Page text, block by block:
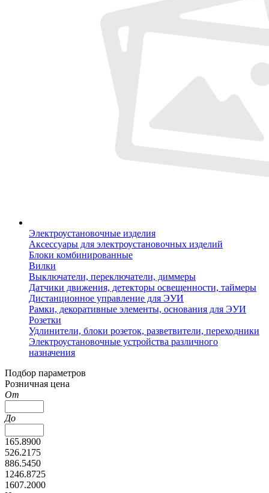
Электроустановочные изделия
Аксессуары для электроустановочных изделий
Блоки комбинированные
Вилки
Выключатели, переключатели, диммеры
Датчики движения, детекторы освещенности, таймеры
Дистанционное управление для ЭУИ
Рамки, декоративные элементы, основания для ЭУИ
Розетки
Удлинители, блоки розеток, разветвители, переходники
Электроустановочные устройства различного
назначения
Подбор параметров
Розничная цена
От
До
165.8900
526.2175
886.5450
1246.8725
1607.2000